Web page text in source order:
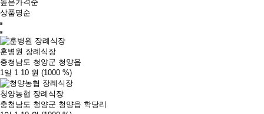
높은가격순
상품명순
훈병원 장례식장
충청남도 청양군 청양읍
1일 1 10 원 (1000 %)
청양농협 장례식장
충청남도 청양군 청양읍 학당리